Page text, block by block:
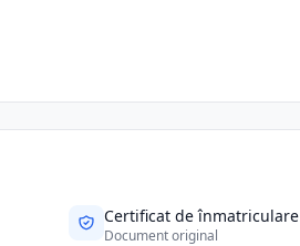
Certificat de înmatriculare
Document original